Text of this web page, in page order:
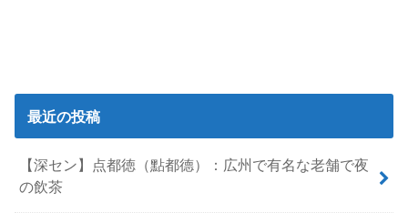
最近の投稿
【深セン】点都徳（點都德）：広州で有名な老舗で夜
の飲茶